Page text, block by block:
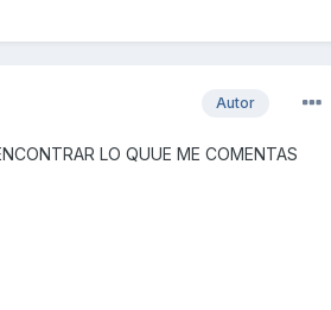
Autor
LO QUUE ME COMENTAS